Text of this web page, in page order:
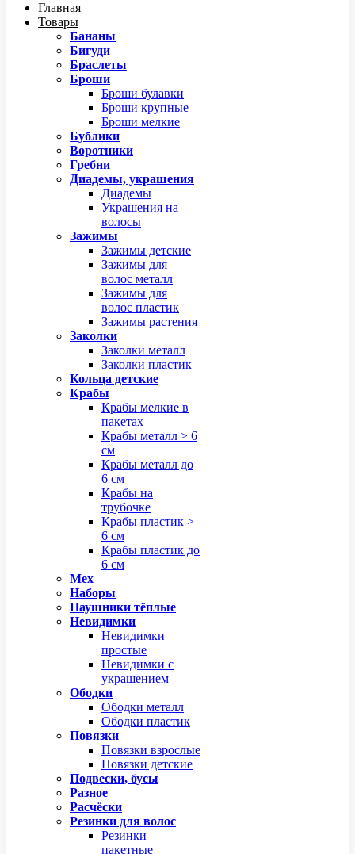
Главная
Товары
Бананы
Бигуди
Браслеты
Броши
Броши булавки
Броши крупные
Броши мелкие
Бублики
Воротники
Гребни
Диадемы, украшения
Диадемы
Украшения на
волосы
Зажимы
Зажимы детские
Зажимы для
волос металл
Зажимы для
волос пластик
Зажимы растения
Заколки
Заколки металл
Заколки пластик
Кольца детские
Крабы
Крабы мелкие в
пакетах
Крабы металл > 6
см
Крабы металл до
6 см
Крабы на
трубочке
Крабы пластик >
6 см
Крабы пластик до
6 см
Мех
Наборы
Наушники тёплые
Невидимки
Невидимки
простые
Невидимки с
украшением
Ободки
Ободки металл
Ободки пластик
Повязки
Повязки взрослые
Повязки детские
Подвески, бусы
Разное
Расчёски
Резинки для волос
Резинки
пакетные